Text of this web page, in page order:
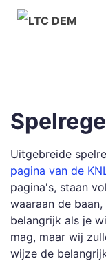
Uitgebreide
pagina van de
pagina's, staan
waaraan de
belangrijk als je
mag, maar wij
wijze de